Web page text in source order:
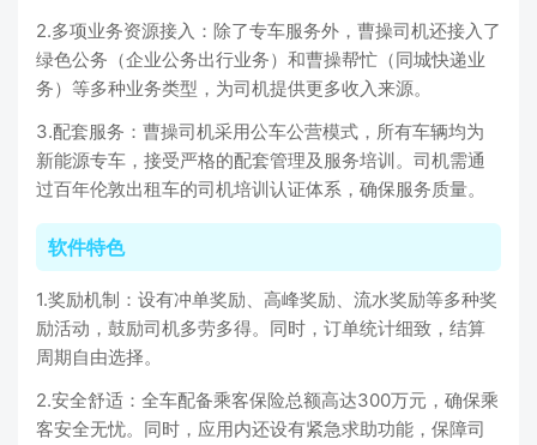
2.多项业务资源接入：除了专车服务外，曹操司机还接入了
绿色公务（企业公务出行业务）和曹操帮忙（同城快递业
务）等多种业务类型，为司机提供更多收入来源。
3.配套服务：曹操司机采用公车公营模式，所有车辆均为
新能源专车，接受严格的配套管理及服务培训。司机需通
过百年伦敦出租车的司机培训认证体系，确保服务质量。
软件特色
1.奖励机制：设有冲单奖励、高峰奖励、流水奖励等多种奖
励活动，鼓励司机多劳多得。同时，订单统计细致，结算
周期自由选择。
2.安全舒适：全车配备乘客保险总额高达300万元，确保乘
客安全无忧。同时，应用内还设有紧急求助功能，保障司